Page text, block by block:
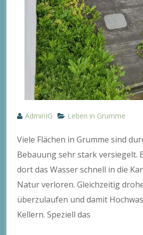
AdminIG Leben in Grumme
Viele Flächen in Grumme sind
Bebauung sehr stark versiegelt.
dort das Wasser schnell in die
Natur verloren. Gleichzeitig
überzulaufen und damit
Kellern. Speziell das